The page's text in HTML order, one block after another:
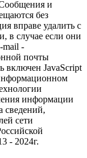
и
без
вправе удалить с
в случае если они
mail -
почты
включен JavaScript
информации
сведений,
сети
- 2024г.